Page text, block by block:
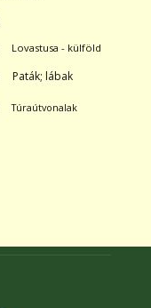
Lovastusa - külföld
Paták; lábak
Túraútvonalak